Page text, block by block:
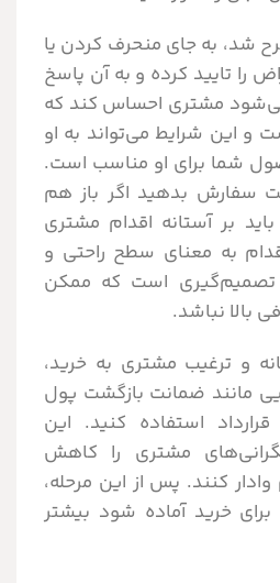
شد، به جای منحرف کردن یا
را تایید کرده و به آن پاسخ
مشتری احساس کند که
و این شرایط می‌تواند به او
شما برای او مناسب است.
سفارش بدهید اگر باز هم
بر آستانه اقدام مشتری
به معنای سطح راحتی و
تصمیم‌گیری است که ممکن
بالا نباشد.
و ترغیب مشتری به خرید،
مانند ضمانت بازگشت پول
استفاده کنید. این
مشتری را کاهش
کنند. پس از این مرحله،
خرید آماده شود بیشتر